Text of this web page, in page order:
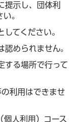
提示し、団体利
。
てください。
められません。
する場所で行って
利用はできませ
個人利用）コース